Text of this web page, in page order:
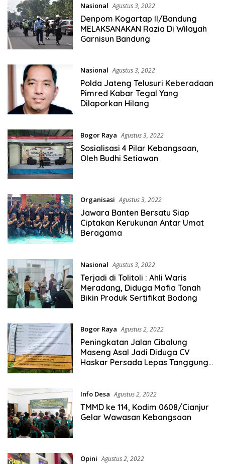
Nasional Agustus 3, 2022
Denpom Kogartap II/Bandung
MELAKSANAKAN Razia Di Wilayah
Garnisun Bandung
Nasional Agustus 3, 2022
Polda Jateng Telusuri Keberadaan
Pimred Kabar Tegal Yang
Dilaporkan Hilang
Bogor Raya Agustus 3, 2022
Sosialisasi 4 Pilar Kebangsaan,
Oleh Budhi Setiawan
Organisasi Agustus 3, 2022
Jawara Banten Bersatu Siap
Ciptakan Kerukunan Antar Umat
Beragama
Nasional Agustus 3, 2022
Terjadi di Tolitoli : Ahli Waris
Meradang, Diduga Mafia Tanah
Bikin Produk Sertifikat Bodong
Bogor Raya Agustus 2, 2022
Peningkatan Jalan Cibalung
Maseng Asal Jadi Diduga CV
Haskar Persada Lepas Tanggung
Info Desa Agustus 2, 2022
TMMD ke 114, Kodim 0608/Cianjur
Gelar Wawasan Kebangsaan
Opini Agustus 2, 2022